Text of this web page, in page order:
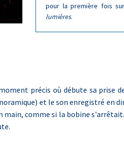
pour la première fois
lumières.
précis où débute sa prise
et le son enregistré en
comme si la bobine